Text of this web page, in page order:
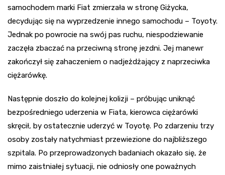
samochodem marki Fiat zmierzała w stronę Giżycka,
decydując się na wyprzedzenie innego samochodu – Toyoty.
Jednak po powrocie na swój pas ruchu, niespodziewanie
zaczęła zbaczać na przeciwną stronę jezdni. Jej manewr
zakończył się zahaczeniem o nadjeżdżający z naprzeciwka
ciężarówkę.
Następnie doszło do kolejnej kolizji – próbując uniknąć
bezpośredniego uderzenia w Fiata, kierowca ciężarówki
skręcił, by ostatecznie uderzyć w Toyotę. Po zdarzeniu trzy
osoby zostały natychmiast przewiezione do najbliższego
szpitala. Po przeprowadzonych badaniach okazało się, że
mimo zaistniałej sytuacji, nie odniosły one poważnych